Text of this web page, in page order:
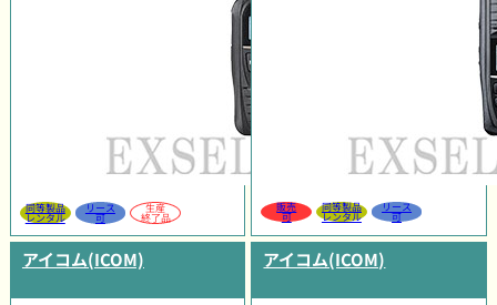
同等製品
レンタル
リース
可
生産
終了品
販売
可
同等製品
レンタル
リース
可
アイコム(ICOM) アイコム(ICOM)